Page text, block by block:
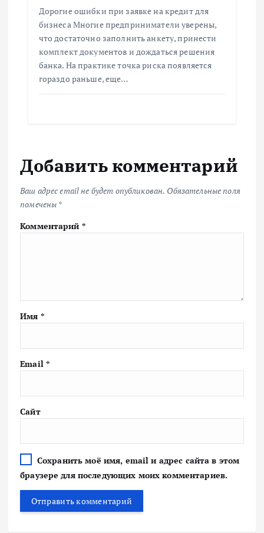
Дорогие ошибки при заявке на кредит для
бизнеса Многие предприниматели уверены,
что достаточно заполнить анкету, принести
комплект документов и дождаться решения
банка. На практике точка риска появляется
гораздо раньше, еще…
Добавить комментарий
Ваш адрес email не будет опубликован. Обязательные поля
помечены *
Комментарий *
Имя *
Email *
Сайт
Сохранить моё имя, email и адрес сайта в этом
браузере для последующих моих комментариев.